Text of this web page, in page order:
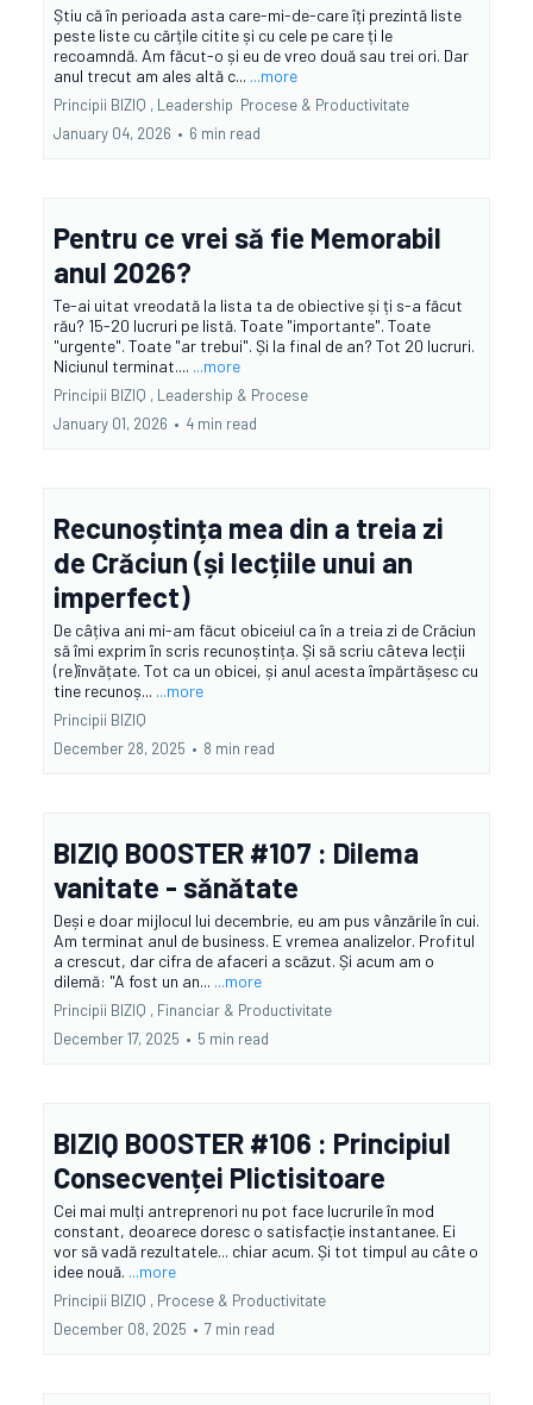
Știu că în perioada asta care-mi-de-care îți prezintă liste
peste liste cu cărțile citite și cu cele pe care ți le
recoamndă. Am făcut-o și eu de vreo două sau trei ori. Dar
anul trecut am ales altă c... ...more
Principii BIZIQ , Leadership Procese & Productivitate
January 04, 2026 • 6 min read
Pentru ce vrei să fie Memorabil
anul 2026?
Te-ai uitat vreodată la lista ta de obiective și ți s-a făcut
rău? 15-20 lucruri pe listă. Toate "importante". Toate
"urgente". Toate "ar trebui". Și la final de an? Tot 20 lucruri.
Niciunul terminat.... ...more
Principii BIZIQ , Leadership & Procese
January 01, 2026 • 4 min read
Recunoștința mea din a treia zi
de Crăciun (și lecțiile unui an
imperfect)
De câțiva ani mi-am făcut obiceiul ca în a treia zi de Crăciun
să îmi exprim în scris recunoștința. Și să scriu câteva lecții
(re)învățate. Tot ca un obicei, și anul acesta împărtășesc cu
tine recunoș... ...more
Principii BIZIQ
December 28, 2025 • 8 min read
BIZIQ BOOSTER #107 : Dilema
vanitate - sănătate
Deși e doar mijlocul lui decembrie, eu am pus vânzările în cui.
Am terminat anul de business. E vremea analizelor. Profitul
a crescut, dar cifra de afaceri a scăzut. Și acum am o
dilemă: "A fost un an... ...more
Principii BIZIQ , Financiar & Productivitate
December 17, 2025 • 5 min read
BIZIQ BOOSTER #106 : Principiul
Consecvenței Plictisitoare
Cei mai mulți antreprenori nu pot face lucrurile în mod
constant, deoarece doresc o satisfacție instantanee. Ei
vor să vadă rezultatele... chiar acum. Și tot timpul au câte o
idee nouă. ...more
Principii BIZIQ , Procese & Productivitate
December 08, 2025 • 7 min read